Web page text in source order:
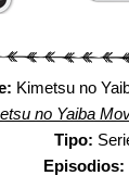
Kimetsu no
no Yaiba
Tipo:
Episodios: